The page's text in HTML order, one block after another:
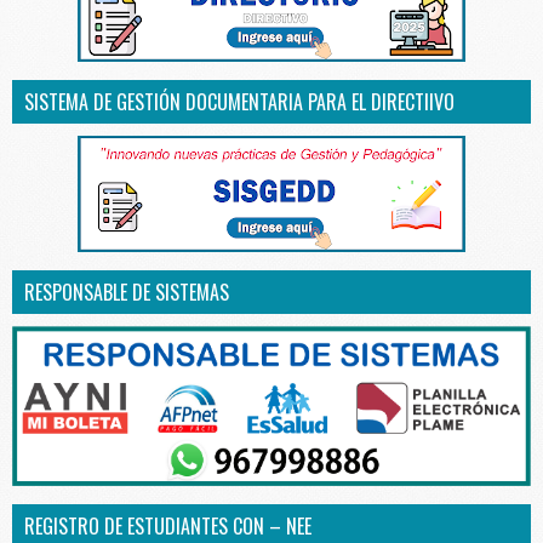
SISTEMA DE GESTIÓN DOCUMENTARIA PARA EL DIRECTIIVO
RESPONSABLE DE SISTEMAS
REGISTRO DE ESTUDIANTES CON – NEE